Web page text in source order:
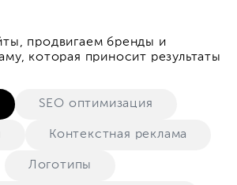
продвигаем бренды и
которая приносит результаты
SEO оптимизация
Контекстная реклама
Логотипы